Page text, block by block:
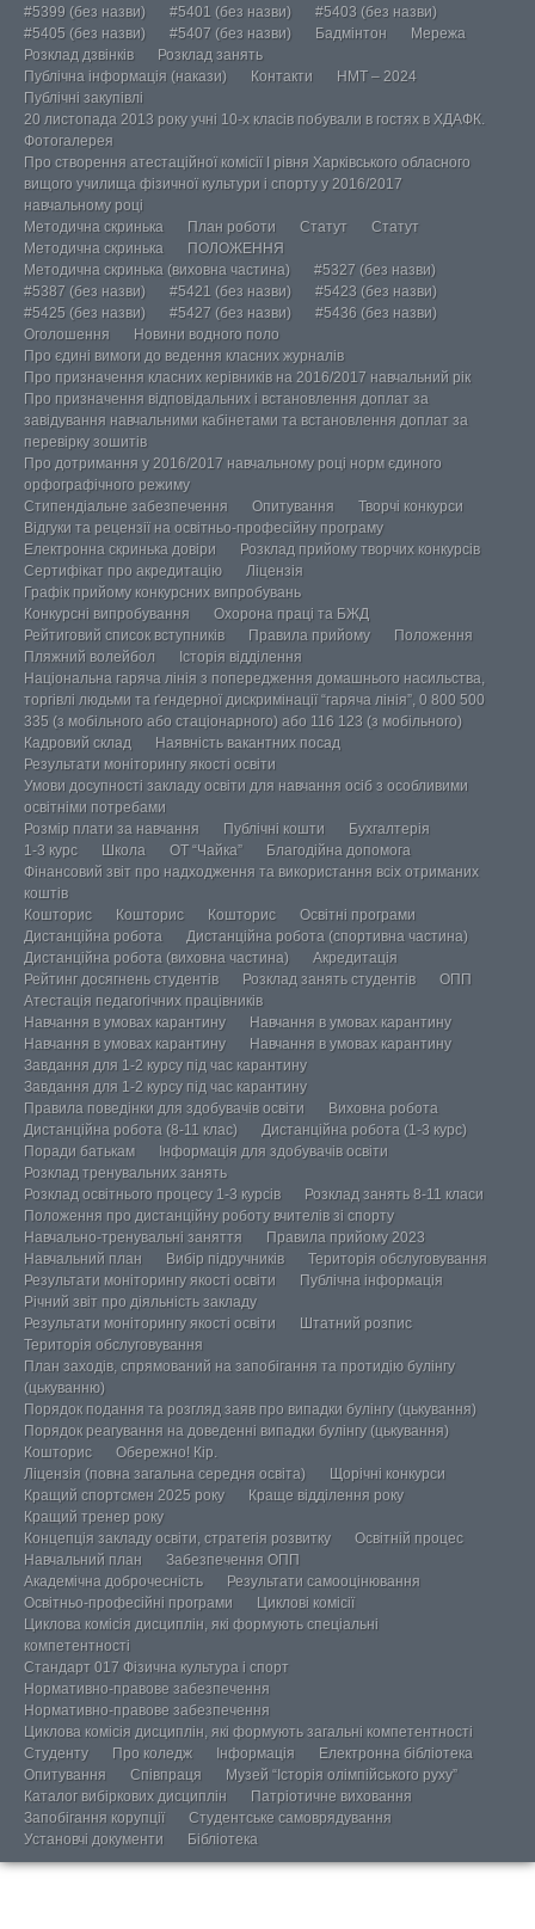
#5399 (без назви)
#5401 (без назви)
#5403 (без назви)
#5405 (без назви)
#5407 (без назви) Бадмінтон
Мережа
Розклад дзвінків
Розклад занять
Публічна інформація (накази)
Контакти
НМТ – 2024
Публічні закупівлі
20 листопада 2013 року учні 10-х класів побували в гостях в ХДАФК.
Фотогалерея
Про створення атестаційної комісії І рівня Харківського обласного
вищого училища фізичної культури і спорту у 2016/2017
навчальному році
Методична скринька
План роботи Статут
Статут
Методична скринька
ПОЛОЖЕННЯ
Методична скринька (виховна частина)
#5327 (без назви)
#5387 (без назви)
#5421 (без назви)
#5423 (без назви)
#5425 (без назви)
#5427 (без назви)
#5436 (без назви)
Оголошення
Новини водного поло
Про єдині вимоги до ведення класних журналів
Про призначення класних керівників на 2016/2017 навчальний рік
Про призначення відповідальних і встановлення доплат за
завідування навчальними кабінетами та встановлення доплат за
перевірку зошитів
Про дотримання у 2016/2017 навчальному році норм єдиного
орфографічного режиму
Стипендіальне забезпечення
Опитування
Творчі конкурси
Відгуки та рецензії на освітньо-професійну програму
Електронна скринька довіри
Розклад прийому творчих конкурсів
Сертифікат про акредитацію
Ліцензія
Графік прийому конкурсних випробувань
Конкурсні випробування
Охорона праці та БЖД
Рейтиговий список вступників
Правила прийому
Положення
Пляжний волейбол
Історія відділення
Національна гаряча лінія з попередження домашнього насильства,
торгівлі людьми та ґендерної дискримінації “гаряча лінія”, 0 800 500
335 (з мобільного або стаціонарного) або 116 123 (з мобільного)
Кадровий склад
Наявність вакантних посад
Результати моніторингу якості освіти
Умови досупності закладу освіти для навчання осіб з особливими
освітніми потребами
Розмір плати за навчання
Публічні кошти
Бухгалтерія
1-3 курс
Школа ОТ “Чайка”
Благодійна допомога
Фінансовий звіт про надходження та використання всіх отриманих
коштів
Кошторис
Кошторис Кошторис
Освітні програми
Дистанційна робота
Дистанційна робота (спортивна частина)
Дистанційна робота (виховна частина)
Акредитація
Рейтинг досягнень студентів
Розклад занять студентів
ОПП
Атестація педагогічних працівників
Навчання в умовах карантину
Навчання в умовах карантину
Навчання в умовах карантину
Навчання в умовах карантину
Завдання для 1-2 курсу під час карантину
Завдання для 1-2 курсу під час карантину
Правила поведінки для здобувачів освіти
Виховна робота
Дистанційна робота (8-11 клас)
Дистанційна робота (1-3 курс)
Поради батькам
Інформація для здобувачів освіти
Розклад тренувальних занять
Розклад освітнього процесу 1-3 курсів
Розклад занять 8-11 класи
Положення про дистанційну роботу вчителів зі спорту
Навчально-тренувальні заняття
Правила прийому 2023
Навчальний план
Вибір підручників
Територія обслуговування
Результати моніторингу якості освіти
Публічна інформація
Річний звіт про діяльність закладу
Результати моніторингу якості освіти
Штатний розпис
Територія обслуговування
План заходів, спрямований на запобігання та протидію булінгу
(цькуванню)
Порядок подання та розгляд заяв про випадки булінгу (цькування)
Порядок реагування на доведенні випадки булінгу (цькування)
Кошторис
Обережно! Кір.
Ліцензія (повна загальна середня освіта)
Щорічні конкурси
Кращий спортсмен 2025 року
Краще відділення року
Кращий тренер року
Концепція закладу освіти, стратегія розвитку
Освітній процес
Навчальний план
Забезпечення ОПП
Академічна доброчесність
Результати самооцінювання
Освітньо-професійні програми
Циклові комісії
Циклова комісія дисциплін, які формують спеціальні
компетентності
Стандарт 017 Фізична культура і спорт
Нормативно-правове забезпечення
Нормативно-правове забезпечення
Циклова комісія дисциплін, які формують загальні компетентності
Студенту
Про коледж Інформація
Електронна бібліотека
Опитування
Співпраця
Музей “Історія олімпійського руху”
Каталог вибіркових дисциплін
Патріотичне виховання
Запобігання корупції
Студентське самоврядування
Установчі документи
Бібліотека